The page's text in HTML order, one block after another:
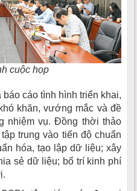
cuộc họp
cáo tình hình triển khai,
khăn, vướng mắc và đề
nhiệm vụ. Đồng thời thảo
trung vào tiến độ chuẩn
hóa, tạo lập dữ liệu; xây
sẻ dữ liệu; bố trí kinh phí